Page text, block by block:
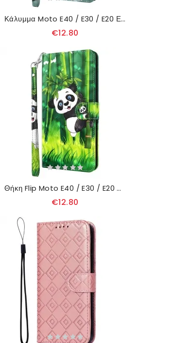
Κάλυμμα Moto E40 / E30 / E20 Ερνέστος Ο Τίγρης
€12.80
Θήκη Flip Moto E40 / E30 / E20 Πάντα Και Μπαμπού
€12.80